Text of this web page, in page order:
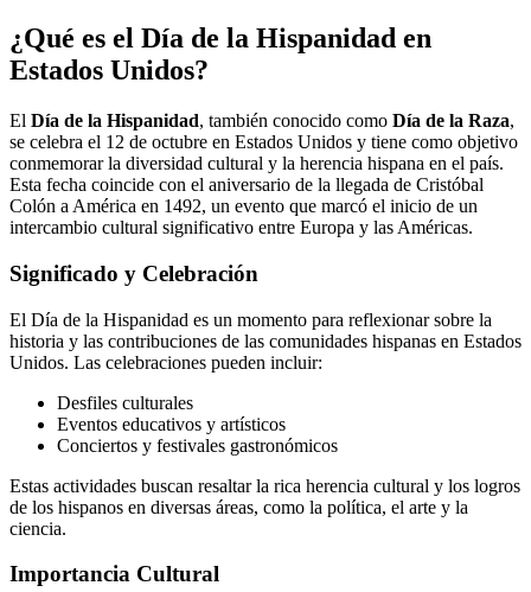
¿Qué es el Día de la Hispanidad en
Estados Unidos?
El Día de la Hispanidad, también conocido como Día de la Raza,
se celebra el 12 de octubre en Estados Unidos y tiene como objetivo
conmemorar la diversidad cultural y la herencia hispana en el país.
Esta fecha coincide con el aniversario de la llegada de Cristóbal
Colón a América en 1492, un evento que marcó el inicio de un
intercambio cultural significativo entre Europa y las Américas.
Significado y Celebración
El Día de la Hispanidad es un momento para reflexionar sobre la
historia y las contribuciones de las comunidades hispanas en Estados
Unidos. Las celebraciones pueden incluir:
Desfiles culturales
Eventos educativos y artísticos
Conciertos y festivales gastronómicos
Estas actividades buscan resaltar la rica herencia cultural y los logros
de los hispanos en diversas áreas, como la política, el arte y la
ciencia.
Importancia Cultural